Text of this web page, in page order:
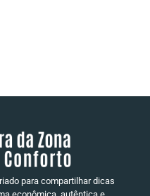
para compartilhar dicas